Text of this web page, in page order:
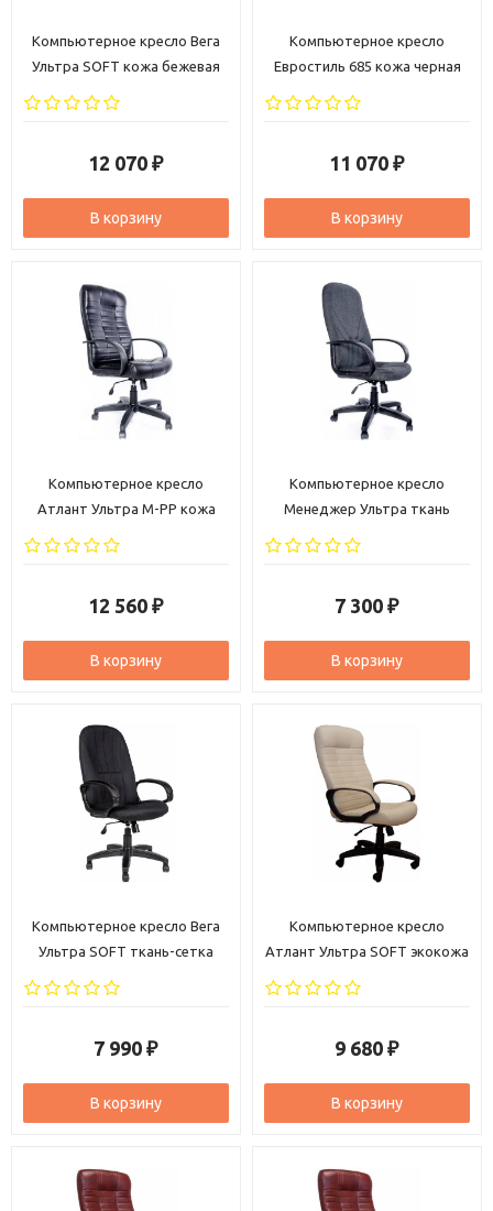
Компьютерное кресло Вега
Ультра SOFT кожа бежевая
12 070 ₽
В корзину
Компьютерное кресло
Евростиль 685 кожа черная
11 070 ₽
В корзину
Компьютерное кресло
Атлант Ультра M-PP кожа
12 560 ₽
В корзину
Компьютерное кресло
Менеджер Ультра ткань
7 300 ₽
В корзину
Компьютерное кресло Вега
Ультра SOFT ткань-сетка
7 990 ₽
В корзину
Компьютерное кресло
Атлант Ультра SOFT экокожа
9 680 ₽
В корзину